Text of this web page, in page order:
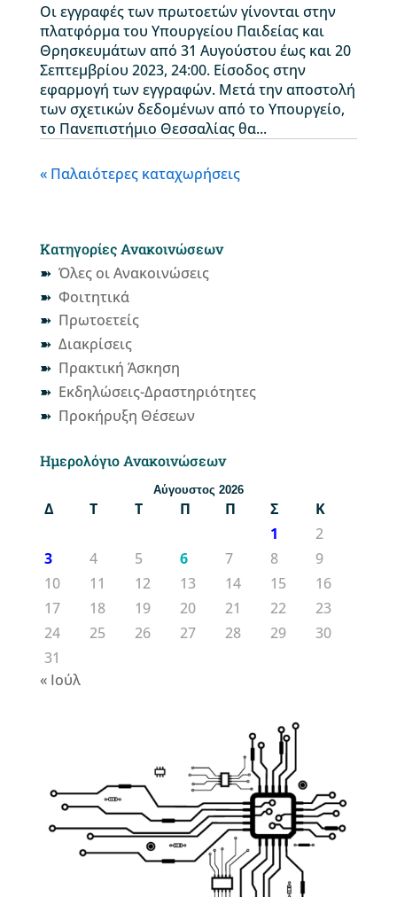
Οι εγγραφές των πρωτοετών γίνονται στην
πλατφόρμα του Υπουργείου Παιδείας και
Θρησκευμάτων από 31 Αυγούστου έως και 20
Σεπτεμβρίου 2023, 24:00. Είσοδος στην
εφαρμογή των εγγραφών. Μετά την αποστολή
των σχετικών δεδομένων από το Υπουργείο,
το Πανεπιστήμιο Θεσσαλίας θα...
« Παλαιότερες καταχωρήσεις
Κατηγορίες Ανακοινώσεων
Όλες οι Ανακοινώσεις
Φοιτητικά
Πρωτοετείς
Διακρίσεις
Πρακτική Άσκηση
Εκδηλώσεις-Δραστηριότητες
Προκήρυξη Θέσεων
Ημερολόγιο Ανακοινώσεων
Αύγουστος 2026
Δ Τ Τ Π Π Σ
Κ
1
2
3
4 5 6 7 8
9
10
11 12 13 14 15
16
17
18 19 20 21 22
23
24
25 26 27 28 29
30
31
« Ιούλ